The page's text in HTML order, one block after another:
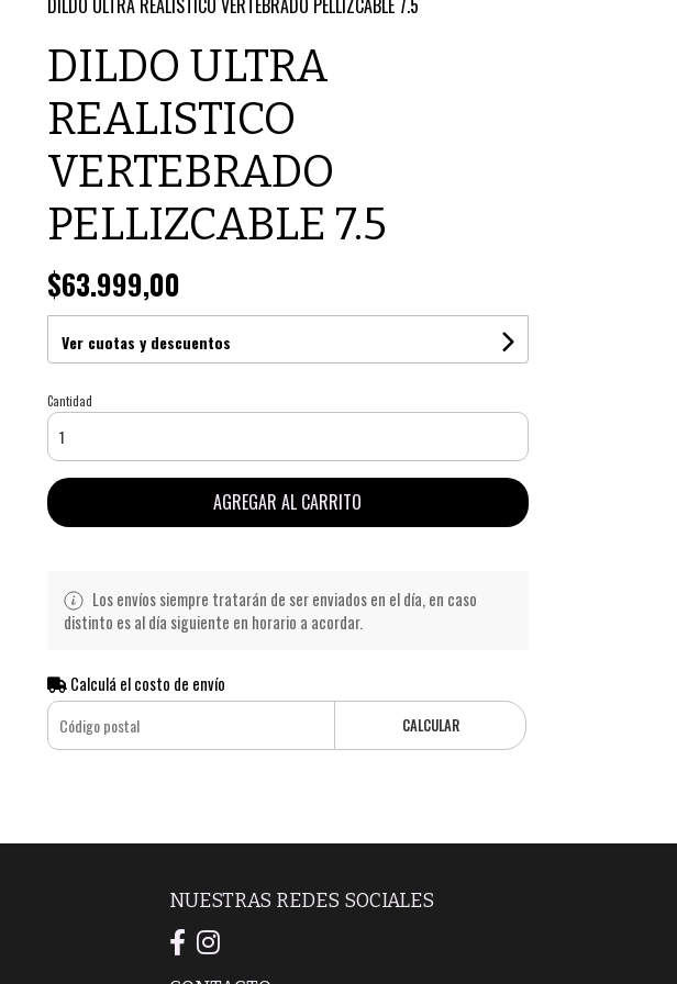
DILDO ULTRA
REALISTICO
VERTEBRADO
PELLIZCABLE 7.5
$63.999,00
Ver cuotas y descuentos
Cantidad
AGREGAR AL CARRITO
Los envíos siempre tratarán de ser enviados en el día, en caso
distinto es al día siguiente en horario a acordar.
Calculá el costo de envío
CALCULAR
NUESTRAS REDES SOCIALES